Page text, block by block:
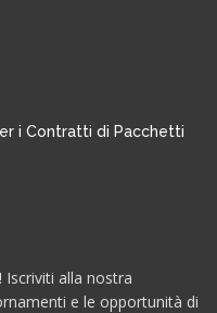
i Contratti di Pacchetti
alla nostra
e le opportunità di